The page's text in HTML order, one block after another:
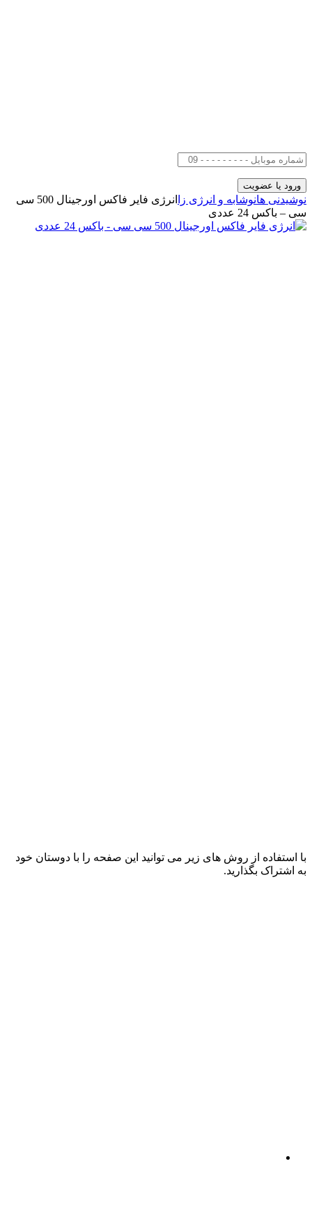
نوشیدنی هانوشابه و انرژی زا
انرژی فایر فاکس اورجینال 500 سی
سی – باکس 24 عددی
با استفاده از روش های زیر می توانید این صفحه را با دوستان خود
به اشتراک بگذارید.